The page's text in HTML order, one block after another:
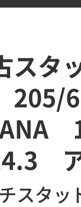
スタ
205/
スタッ